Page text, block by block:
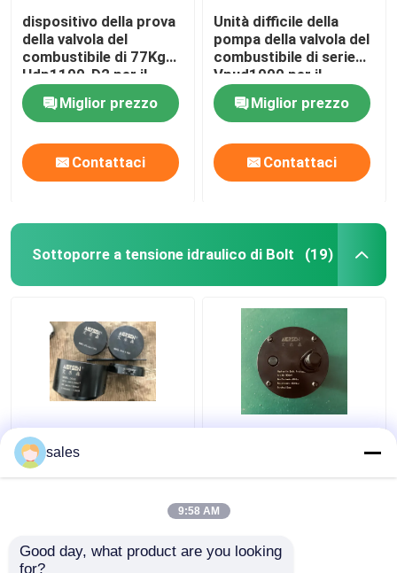
dispositivo della prova
della valvola del
combustibile di 77Kg
Hdp1100-D2 per il
tester del motore
diesel del MCC Meb
Mec Mk
Miglior prezzo
Contattaci
Unità difficile della
pompa della valvola del
combustibile di serie
Vpud1000 per il
motore diesel del MCC
Meb Mec Mk
Miglior prezzo
Contattaci
Sottoporre a tensione idraulico di Bolt (19)
Sollevamento massimo
di tensionamento
idraulico del cilindro
Barella M36x4 di Jack
sales
9:58 AM
Good day, what product are you looking
for?